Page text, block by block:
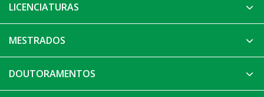
LICENCIATURAS
MESTRADOS
DOUTORAMENTOS